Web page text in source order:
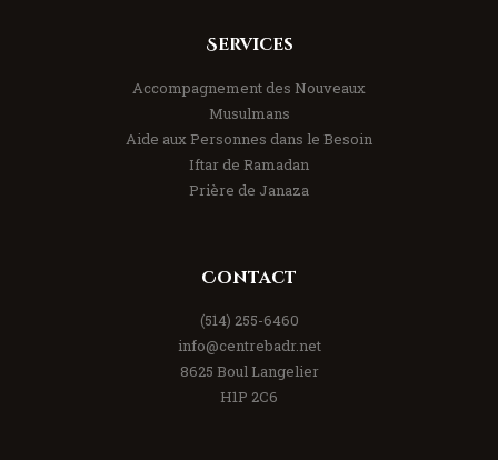
Services
Accompagnement des Nouveaux
Musulmans
Aide aux Personnes dans le Besoin
Iftar de Ramadan
Prière de Janaza
Contact
(514) 255-6460
info@centrebadr.net
8625 Boul Langelier
H1P 2C6